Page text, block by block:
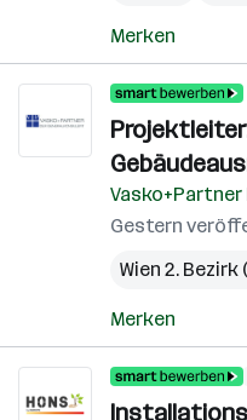
Merken
Gestern
Wien 2.
Merken